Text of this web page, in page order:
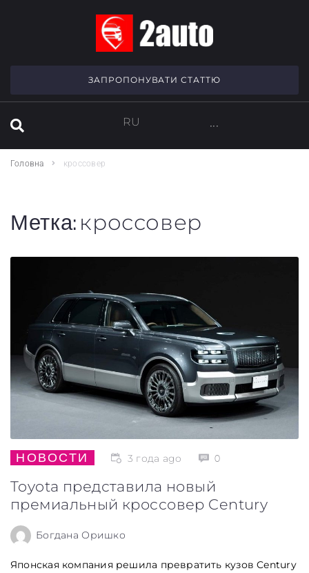
ЗАПРОПОНУВАТИ СТАТТЮ
···
RU
Головна кроссовер
Метка: кроссовер
НОВОСТИ 3 года ago 0
Toyota представила новый
премиальный кроссовер Century
Богдана Оришко
Японская компания решила превратить кузов Century
SEARCH THIS WEBSITE